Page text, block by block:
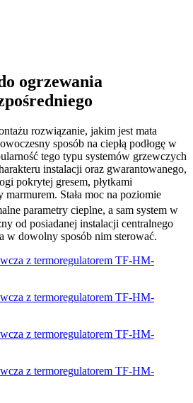
ogrzewania
rozwiązanie, jakim jest mata
sposób na ciepłą podłogę w
tego typu systemów grzewczych
instalacji oraz gwarantowanego,
pokrytej gresem, płytkami
Stała moc na poziomie
parametry cieplne, a sam system w
od posiadanej instalacji centralnego
w dowolny sposób nim sterować.